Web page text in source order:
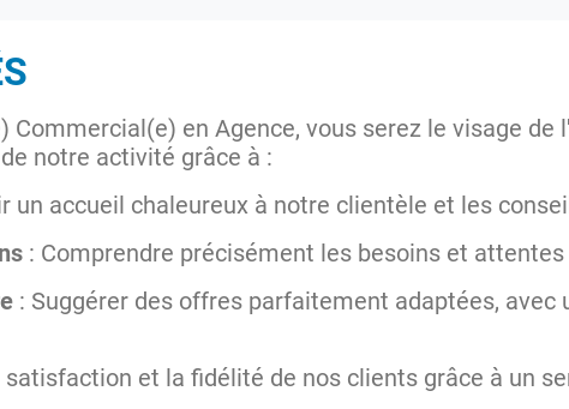
Commercial(e) en Agence, vous serez le visage
notre activité grâce à :
un accueil chaleureux à notre clientèle et les
: Comprendre précisément les besoins et
: Suggérer des offres parfaitement adaptées,
satisfaction et la fidélité de nos clients grâce à un